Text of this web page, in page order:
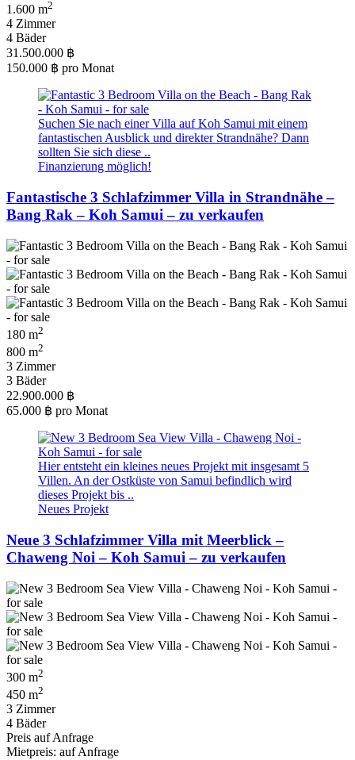
1.600 m2
4 Zimmer
4 Bäder
31.500.000 ฿
150.000 ฿ pro Monat
Suchen Sie nach einer Villa auf Koh Samui mit einem
fantastischen Ausblick und direkter Strandnähe? Dann
sollten Sie sich diese ..
Finanzierung möglich!
Fantastische 3 Schlafzimmer Villa in Strandnähe –
Bang Rak – Koh Samui – zu verkaufen
180 m2
800 m2
3 Zimmer
3 Bäder
22.900.000 ฿
65.000 ฿ pro Monat
Hier entsteht ein kleines neues Projekt mit insgesamt 5
Villen. An der Ostküste von Samui befindlich wird
dieses Projekt bis ..
Neues Projekt
Neue 3 Schlafzimmer Villa mit Meerblick –
Chaweng Noi – Koh Samui – zu verkaufen
300 m2
450 m2
3 Zimmer
4 Bäder
Preis auf Anfrage
Mietpreis: auf Anfrage